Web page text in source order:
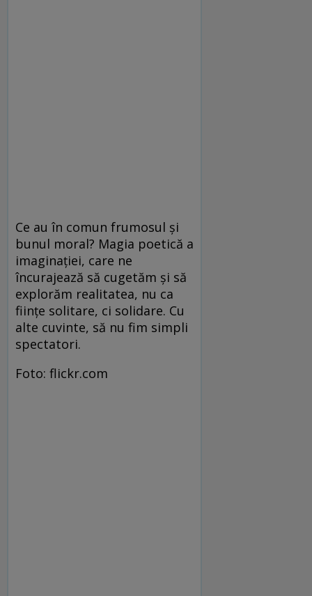
Ce au în comun frumosul și
bunul moral? Magia poetică a
imaginației, care ne
încurajează să cugetăm și să
explorăm realitatea, nu ca
ființe solitare, ci solidare. Cu
alte cuvinte, să nu fim simpli
spectatori.
Foto: flickr.com